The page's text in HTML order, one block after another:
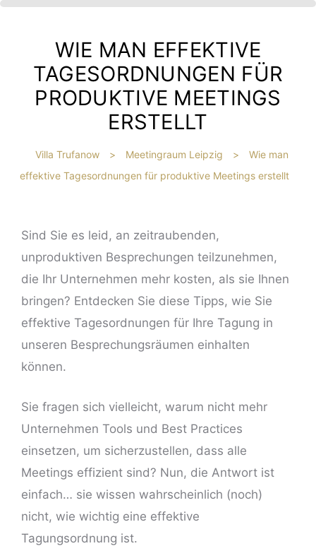
WIE MAN EFFEKTIVE
TAGESORDNUNGEN FÜR
PRODUKTIVE MEETINGS
ERSTELLT
Villa Trufanow > Meetingraum Leipzig >
Wie man
effektive Tagesordnungen für produktive Meetings erstellt
Sind Sie es leid, an zeitraubenden,
unproduktiven Besprechungen teilzunehmen,
die Ihr Unternehmen mehr kosten, als sie Ihnen
bringen? Entdecken Sie diese Tipps, wie Sie
effektive Tagesordnungen für Ihre Tagung in
unseren Besprechungsräumen einhalten
können.
Sie fragen sich vielleicht, warum nicht mehr
Unternehmen Tools und Best Practices
einsetzen, um sicherzustellen, dass alle
Meetings effizient sind? Nun, die Antwort ist
einfach… sie wissen wahrscheinlich (noch)
nicht, wie wichtig eine effektive
Tagungsordnung ist.